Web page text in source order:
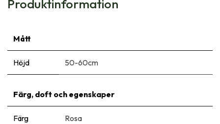
Produktinformation
Mått
Höjd 50-60cm
Färg, doft och egenskaper
Färg Rosa